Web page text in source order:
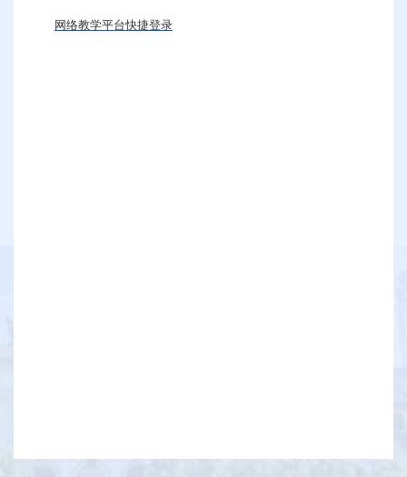
网络教学平台快捷登录